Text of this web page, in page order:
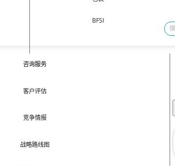
BFSI
咨询服务
客户评估
竞争情报
战略路线图